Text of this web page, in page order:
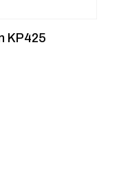
KP425